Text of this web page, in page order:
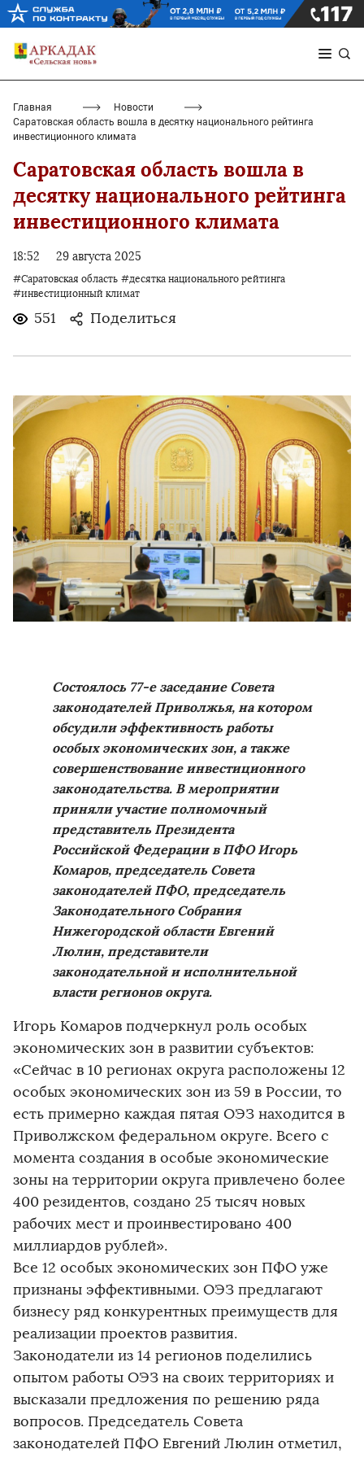
Главная
Новости
Саратовская область вошла в десятку национального рейтинга
инвестиционного климата
Саратовская область вошла в
десятку национального рейтинга
инвестиционного климата
18:52 29 августа 2025
#Саратовская область #десятка национального рейтинга
#инвестиционный климат
551 Поделиться
Состоялось 77-е заседание Совета
законодателей Приволжья, на котором
обсудили эффективность работы
особых экономических зон, а также
совершенствование инвестиционного
законодательства. В мероприятии
приняли участие полномочный
представитель Президента
Российской Федерации в ПФО Игорь
Комаров, председатель Совета
законодателей ПФО, председатель
Законодательного Собрания
Нижегородской области Евгений
Люлин, представители
законодательной и исполнительной
власти регионов округа.
Игорь Комаров подчеркнул роль особых
экономических зон в развитии субъектов:
«Сейчас в 10 регионах округа расположены 12
особых экономических зон из 59 в России, то
есть примерно каждая пятая ОЭЗ находится в
Приволжском федеральном округе. Всего с
момента создания в особые экономические
зоны на территории округа привлечено более
400 резидентов, создано 25 тысяч новых
рабочих мест и проинвестировано 400
миллиардов рублей».
Все 12 особых экономических зон ПФО уже
признаны эффективными. ОЭЗ предлагают
бизнесу ряд конкурентных преимуществ для
реализации проектов развития.
Законодатели из 14 регионов поделились
опытом работы ОЭЗ на своих территориях и
высказали предложения по решению ряда
вопросов. Председатель Совета
законодателей ПФО Евгений Люлин отметил,